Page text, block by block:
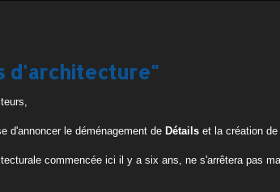
d'architecture"
d'annoncer le déménagement de Détails et la création de
commencée ici il y a six ans, ne s'arrêtera pas